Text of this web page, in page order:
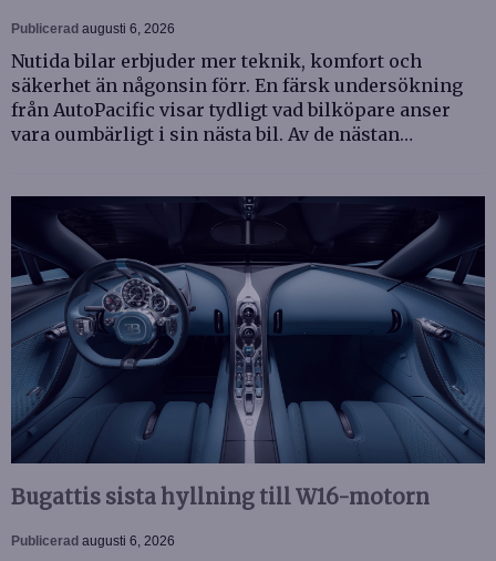
Publicerad augusti 6, 2026
Nutida bilar erbjuder mer teknik, komfort och
säkerhet än någonsin förr. En färsk undersökning
från AutoPacific visar tydligt vad bilköpare anser
vara oumbärligt i sin nästa bil. Av de nästan…
Bugattis sista hyllning till W16-motorn
Publicerad augusti 6, 2026